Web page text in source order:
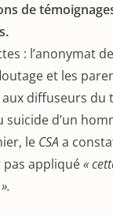
de
: l’anonymat
et les
diffuseurs du
suicide d’un
le CSAa
pas appliqué«